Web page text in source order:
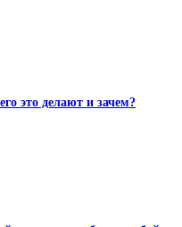
это делают и зачем?